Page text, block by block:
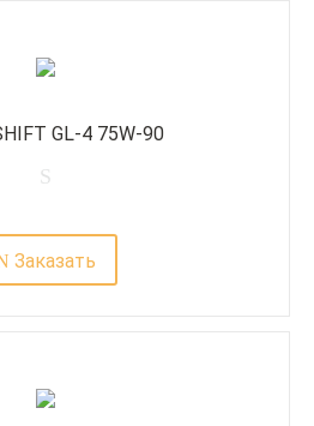
GL-4 75W-90
Заказать